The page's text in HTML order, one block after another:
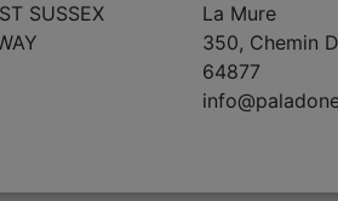
SUSSEX
La Mure
350, Chemin
64877